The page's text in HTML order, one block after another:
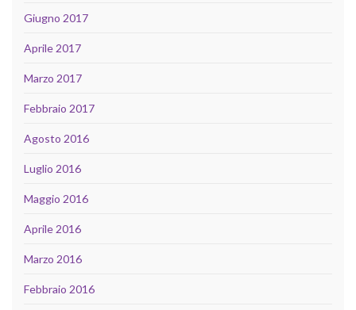
Giugno 2017
Aprile 2017
Marzo 2017
Febbraio 2017
Agosto 2016
Luglio 2016
Maggio 2016
Aprile 2016
Marzo 2016
Febbraio 2016